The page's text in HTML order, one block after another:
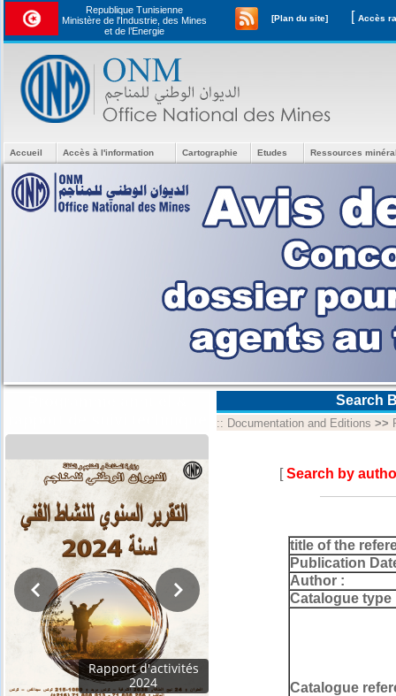
Republique Tunisienne
Ministère de l'Industrie, des Mines
et de l’Energie
[Plan du site] [
Accueil Accès à l'information Cartographie Etudes Ressources
Rapport d'activités
2024
Search
:: Documentation and Editions >>
[Search by
title of the
Publication
Author :
Catalogue type
Catalogue